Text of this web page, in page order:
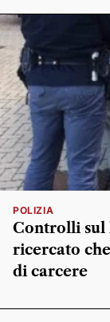
POLIZIA
Controlli sul
ricercato
di carcere